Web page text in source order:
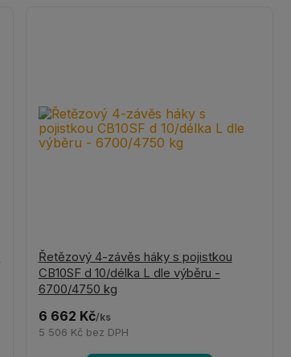
Řetězový 4-závěs háky s pojistkou
CB10SF d 10/délka L dle výběru -
6700/4750 kg
6 662 Kč/ks
5 506 Kč bez DPH